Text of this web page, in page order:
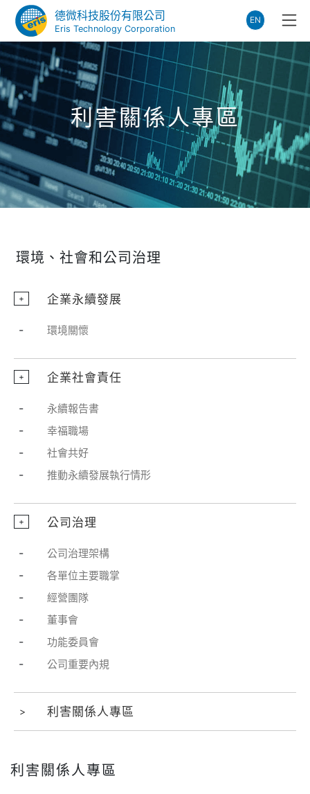
德微科技股份有限公司
Eris Technology Corporation
EN
利害關係人專區
環境、社會和公司治理
+ 企業永續發展
- 環境關懷
+ 企業社會責任
- 永續報告書
- 幸福職場
- 社會共好
- 推動永續發展執行情形
+ 公司治理
- 公司治理架構
- 各單位主要職掌
- 經營團隊
- 董事會
- 功能委員會
- 公司重要內規
利害關係人專區
利害關係人專區